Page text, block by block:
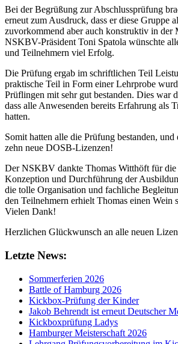
Bei der Begrüßung zur Abschlussprüfung
erneut zum Ausdruck, dass er diese Gruppe
zuvorkommend aber auch konstruktiv in der
NSKBV-Präsident Toni Spatola wünschte
und Teilnehmern viel Erfolg.
Die Prüfung ergab im schriftlichen Teil
praktische Teil in Form einer Lehrprobe
Prüflingen mit sehr gut bestanden. Dies war
dass alle Anwesenden bereits Erfahrung als
hatten.
Somit hatten alle die Prüfung bestanden,
zehn neue DOSB-Lizenzen!
Der NSKBV dankte Thomas Witthöft für die
Konzeption und Durchführung der
die tolle Organisation und fachliche
den Teilnehmern erhielt Thomas einen Wein
Vielen Dank!
Herzlichen Glückwunsch an alle neuen
Letzte News:
Sommerferien 2026
Battle of Hamburg 2026
Kickbox-Prüfung der Kinder
Jakob Behrendt ist erneut Deutscher
Kickboxprüfung Ladys
Hamburger Meisterschaft 2026